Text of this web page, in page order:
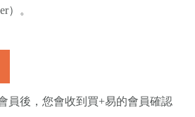
）。
員後，您會收到買+易的會員確認